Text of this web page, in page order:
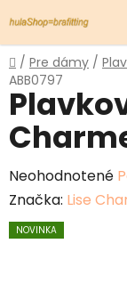
na
obsah
Domov
/ Pre dámy /
ABB0797
Priemerné
hodnotenie
produktu
Neohodnotené
Značka: Lise
NOVINKA